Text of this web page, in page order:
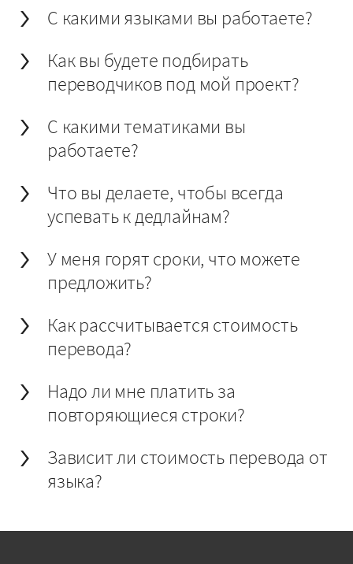
С какими языками вы работаете?
Как вы будете подбирать
переводчиков под мой проект?
С какими тематиками вы
работаете?
Что вы делаете, чтобы всегда
успевать к дедлайнам?
У меня горят сроки, что можете
предложить?
Как рассчитывается стоимость
перевода?
Надо ли мне платить за
повторяющиеся строки?
Зависит ли стоимость перевода от
языка?